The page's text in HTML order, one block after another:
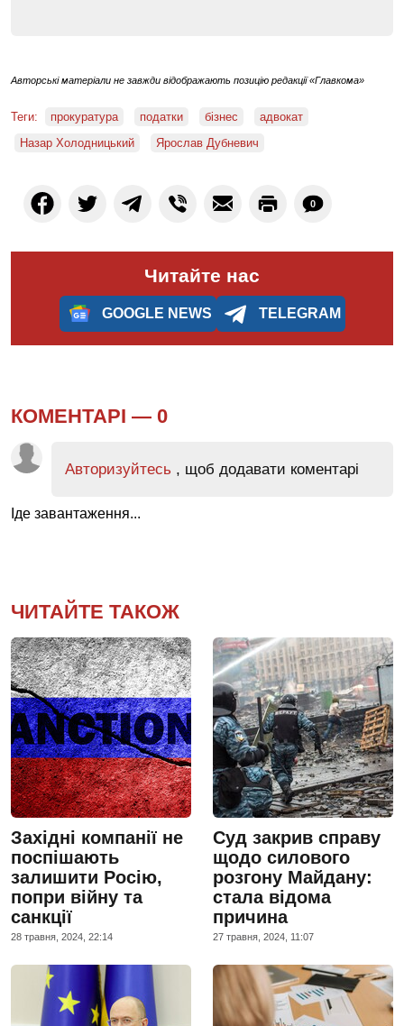
Авторські матеріали не завжди відображають позицію редакції «Главкома»
Теги: прокуратура податки бізнес
адвокат
Назар Холодницький
Ярослав Дубневич
0
Читайте нас
GOOGLE NEWS TELEGRAM
КОМЕНТАРІ — 0
Авторизуйтесь , щоб додавати коментарі
Іде завантаження...
ЧИТАЙТЕ ТАКОЖ
Західні компанії не
поспішають
залишити Росію,
попри війну та
санкції
28 травня, 2024, 22:14
Суд закрив справу
щодо силового
розгону Майдану:
стала відома
причина
27 травня, 2024, 11:07